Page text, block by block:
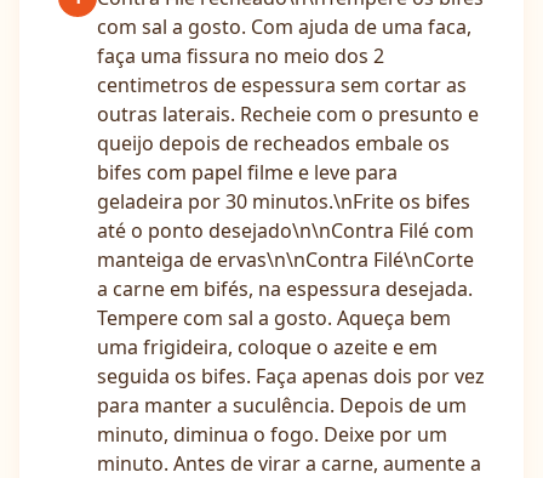
com sal a gosto. Com ajuda de uma faca,
faça uma fissura no meio dos 2
centimetros de espessura sem cortar as
outras laterais. Recheie com o presunto e
queijo depois de recheados embale os
bifes com papel filme e leve para
geladeira por 30 minutos.\nFrite os bifes
até o ponto desejado\n\nContra Filé com
manteiga de ervas\n\nContra Filé\nCorte
a carne em bifés, na espessura desejada.
Tempere com sal a gosto. Aqueça bem
uma frigideira, coloque o azeite e em
seguida os bifes. Faça apenas dois por vez
para manter a suculência. Depois de um
minuto, diminua o fogo. Deixe por um
minuto. Antes de virar a carne, aumente a